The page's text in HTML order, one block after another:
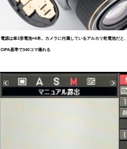
電源は単3形電池×4本。カメラに付属しているアルカリ乾電池だと、
CIPA基準で340コマ撮れる